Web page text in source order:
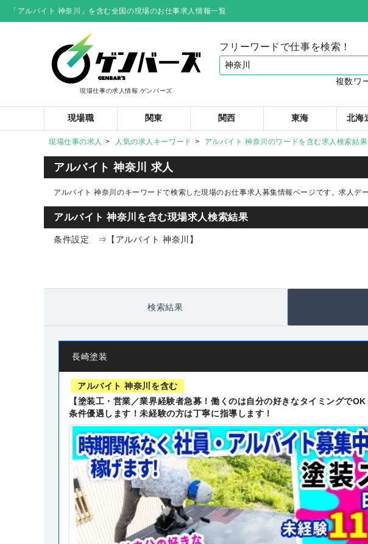
「アルバイト 神奈川」を含む全国の現場のお仕事求人情報一覧
現場仕事の求人情報 ゲンバーズ
フリーワードで仕事を検索！
複数ワ
現場職 関東 関西 東海 北海
現場仕事の求人 人気の求人キーワード アルバイト 神奈川のワードを含む求人検索結果
アルバイト 神奈川 求人
アルバイト 神奈川のキーワードで検索した現場のお仕事求人募集情報ページです。求人デ
アルバイト 神奈川を含む現場求人検索結果
条件設定 ⇒【アルバイト 神奈川】
検索結果
長崎塗装
アルバイト 神奈川を含む
【塗装工・営業／業界経験者急募！働くのは自分の好きなタイミングで
条件優遇します！未経験の方は丁寧に指導します！